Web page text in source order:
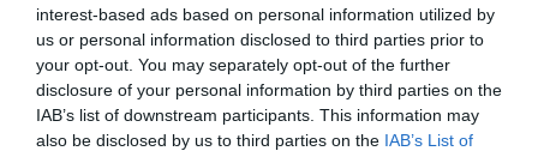
interest-based ads based on personal information utilized by
us or personal information disclosed to third parties prior to
your opt-out. You may separately opt-out of the further
disclosure of your personal information by third parties on the
IAB’s list of downstream participants. This information may
also be disclosed by us to third parties on the IAB’s List of